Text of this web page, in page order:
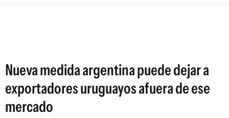
ARGENTINA
Nueva medida argentina puede dejar a
exportadores uruguayos afuera de ese
mercado